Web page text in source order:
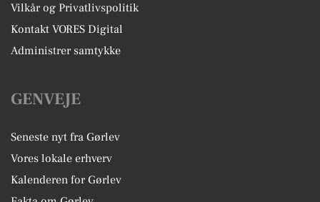
Vilkår og Privatlivspolitik
Kontakt VORES Digital
Administrer samtykke
GENVEJE
Seneste nyt fra Gørlev
Vores lokale erhverv
Kalenderen for Gørlev